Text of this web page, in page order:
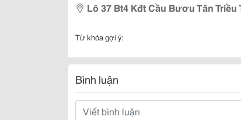
Lô 37 Bt4 Kđt Cầu Bươu Tân Triều
Từ khóa gợi ý:
Bình luận